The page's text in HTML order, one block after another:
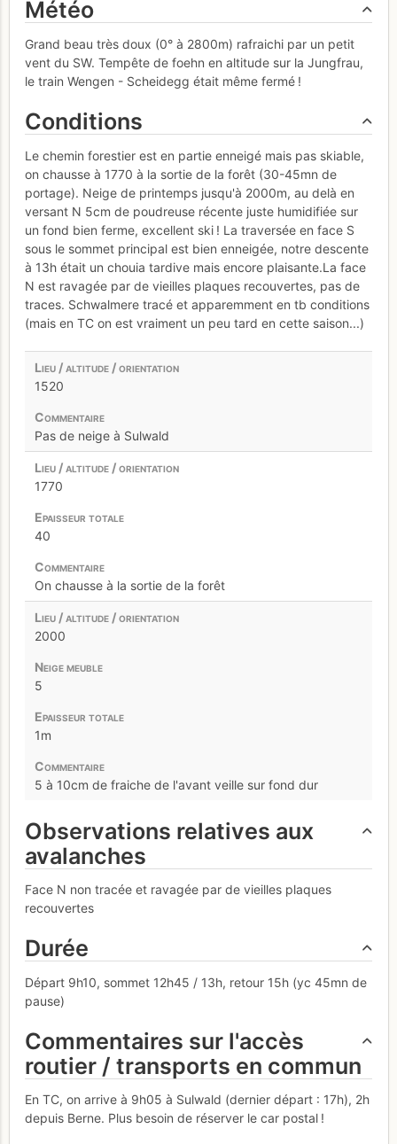
Météo
Grand beau très doux (0° à 2800m) rafraichi par un petit
vent du SW. Tempête de foehn en altitude sur la Jungfrau,
le train Wengen - Scheidegg était même fermé !
Conditions
Le chemin forestier est en partie enneigé mais pas skiable,
on chausse à 1770 à la sortie de la forêt (30-45mn de
portage). Neige de printemps jusqu'à 2000m, au delà en
versant N 5cm de poudreuse récente juste humidifiée sur
un fond bien ferme, excellent ski ! La traversée en face S
sous le sommet principal est bien enneigée, notre descente
à 13h était un chouia tardive mais encore plaisante.La face
N est ravagée par de vieilles plaques recouvertes, pas de
traces. Schwalmere tracé et apparemment en tb conditions
(mais en TC on est vraiment un peu tard en cette saison...)
1520
Pas de neige à Sulwald
1770
40
On chausse à la sortie de la forêt
2000
5
1m
5 à 10cm de fraiche de l'avant veille sur fond dur
Observations relatives aux
avalanches
Face N non tracée et ravagée par de vieilles plaques
recouvertes
Durée
Départ 9h10, sommet 12h45 / 13h, retour 15h (yc 45mn de
pause)
Commentaires sur l'accès
routier / transports en commun
En TC, on arrive à 9h05 à Sulwald (dernier départ : 17h), 2h
depuis Berne. Plus besoin de réserver le car postal !